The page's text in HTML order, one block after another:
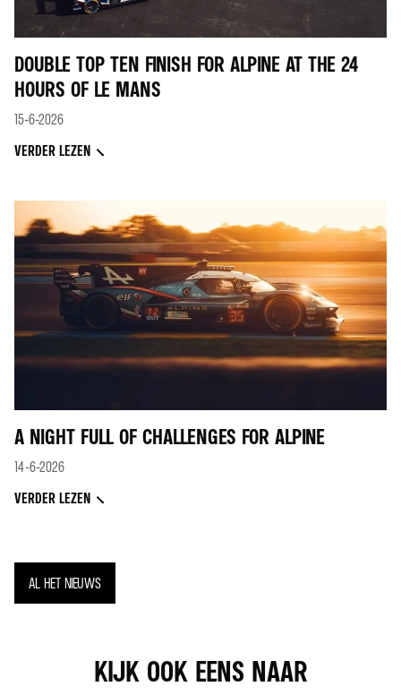
DOUBLE TOP TEN FINISH FOR ALPINE AT THE 24
HOURS OF LE MANS
15-6-2026
VERDER LEZEN
A NIGHT FULL OF CHALLENGES FOR ALPINE
14-6-2026
VERDER LEZEN
AL HET NIEUWS
KIJK OOK EENS NAAR